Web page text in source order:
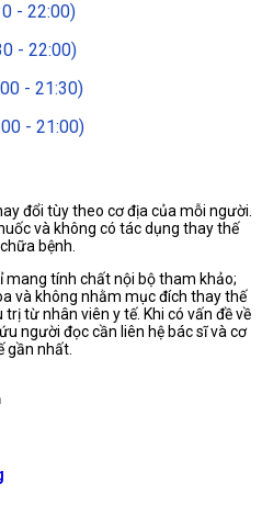
- 22:00)
- 22:00)
- 21:30)
- 21:00)
đổi tùy theo cơ địa của mỗi người.
và không có tác dụng thay thế
bệnh.
tính chất nội bộ tham khảo;
và không nhằm mục đích thay thế
từ nhân viên y tế. Khi có vấn đề về
người đọc cần liên hệ bác sĩ và cơ
gần nhất.